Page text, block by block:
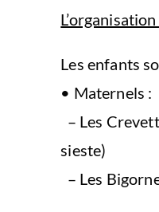
Les enfants
• Maternels :
– Les
sieste)
– Les